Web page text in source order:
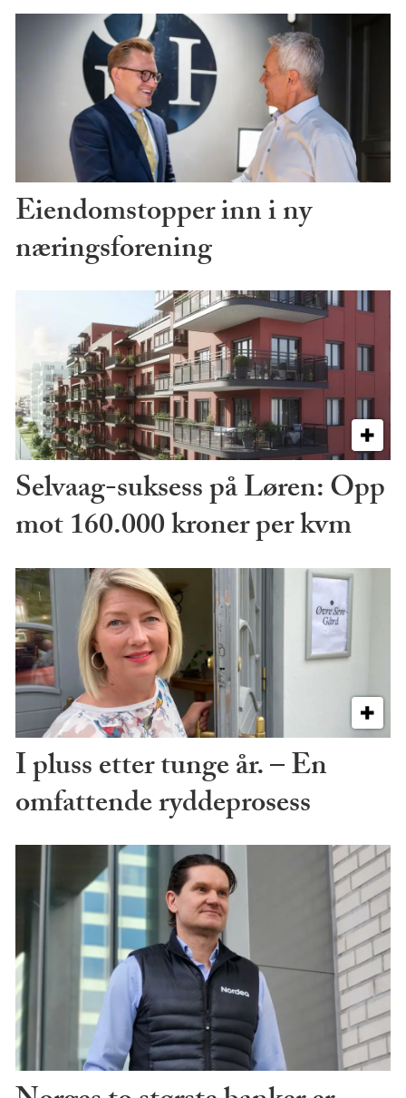
Eiendomstopper inn i ny
næringsforening
Selvaag-suksess på Løren: Opp
mot 160.000 kroner per kvm
I pluss etter tunge år. – En
omfattende ryddeprosess